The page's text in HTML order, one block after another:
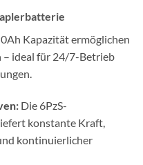
Kapazität ermöglichen
– ideal für 24/7-Betrieb
Die 6PzS-
konstante Kraft,
kontinuierlicher